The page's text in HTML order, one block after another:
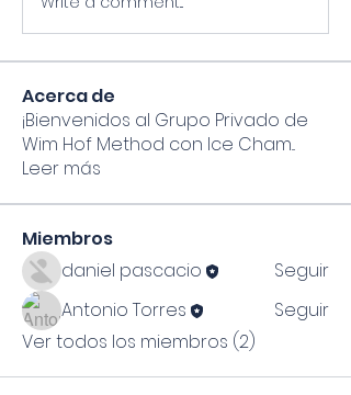
Acerca de
¡Bienvenidos al Grupo Privado de
Wim Hof Method con Ice Cham...
Leer más
Miembros
daniel pascacio
Seguir
Antonio Torres
Seguir
Ver todos los miembros (2)